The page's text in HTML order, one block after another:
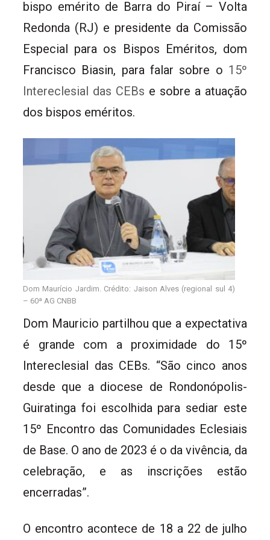
bispo emérito de Barra do Piraí – Volta
Redonda (RJ) e presidente da Comissão
Especial para os Bispos Eméritos, dom
Francisco Biasin, para falar sobre o 15º
Intereclesial das CEBs e sobre a atuação
dos bispos eméritos.
Dom Maurício Jardim. Crédito: Jaison Alves (regional sul 4)
– 60ª AG CNBB
Dom Mauricio partilhou que a expectativa
é grande com a proximidade do 15º
Intereclesial das CEBs. “São cinco anos
desde que a diocese de Rondonópolis-
Guiratinga foi escolhida para sediar este
15º Encontro das Comunidades Eclesiais
de Base. O ano de 2023 é o da vivência, da
celebração, e as inscrições estão
encerradas”.
O encontro acontece de 18 a 22 de julho